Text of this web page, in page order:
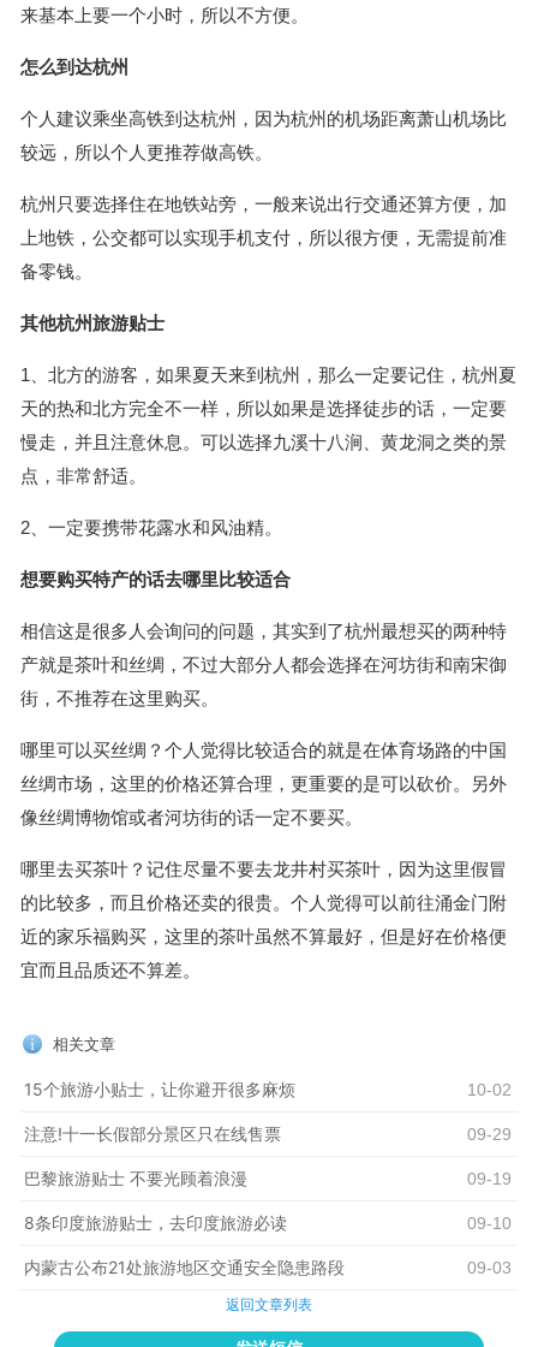
来基本上要一个小时，所以不方便。
怎么到达杭州
个人建议乘坐高铁到达杭州，因为杭州的机场距离萧山机场比
较远，所以个人更推荐做高铁。
杭州只要选择住在地铁站旁，一般来说出行交通还算方便，加
上地铁，公交都可以实现手机支付，所以很方便，无需提前准
备零钱。
其他杭州旅游贴士
1、北方的游客，如果夏天来到杭州，那么一定要记住，杭州夏
天的热和北方完全不一样，所以如果是选择徒步的话，一定要
慢走，并且注意休息。可以选择九溪十八涧、黄龙洞之类的景
点，非常舒适。
2、一定要携带花露水和风油精。
想要购买特产的话去哪里比较适合
相信这是很多人会询问的问题，其实到了杭州最想买的两种特
产就是茶叶和丝绸，不过大部分人都会选择在河坊街和南宋御
街，不推荐在这里购买。
哪里可以买丝绸？个人觉得比较适合的就是在体育场路的中国
丝绸市场，这里的价格还算合理，更重要的是可以砍价。另外
像丝绸博物馆或者河坊街的话一定不要买。
哪里去买茶叶？记住尽量不要去龙井村买茶叶，因为这里假冒
的比较多，而且价格还卖的很贵。个人觉得可以前往涌金门附
近的家乐福购买，这里的茶叶虽然不算最好，但是好在价格便
宜而且品质还不算差。
相关文章
15个旅游小贴士，让你避开很多麻烦 10-02
注意!十一长假部分景区只在线售票 09-29
巴黎旅游贴士 不要光顾着浪漫 09-19
8条印度旅游贴士，去印度旅游必读 09-10
内蒙古公布21处旅游地区交通安全隐患路段 09-03
返回文章列表